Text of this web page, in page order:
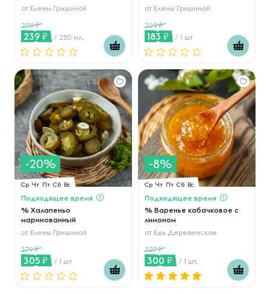
от Елены Гришиной
298
239 / 250 мл.
от Елены Гришиной
229
183 / 1 шт
-20%
Ср Чт Пт Сб Вс
Подходящее время
% Халапеньо
маринованный
от Елены Гришиной
379
305 / 1 шт
-8%
Ср Чт Пт Сб Вс
Подходящее время
% Варенье кабачковое с
лимоном
от Ешь Деревенское
327
300 / 1 шт.